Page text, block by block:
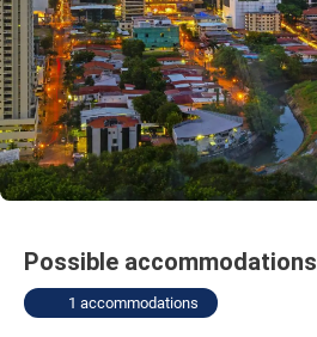
Possible accommodations
1 accommodations